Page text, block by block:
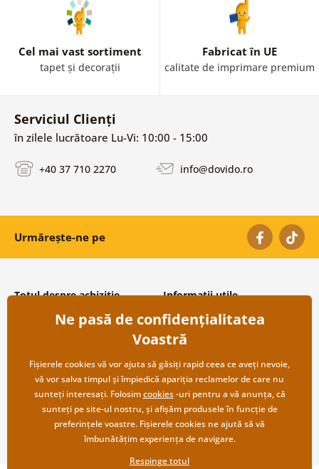
Cel mai vast sortiment
tapet și decorații
Fabricat în UE
calitate de imprimare premium
Serviciul Clienți
în zilele lucrătoare Lu-Vi: 10:00 - 15:00
+40 37 710 2270 info@dovido.ro
Urmărește-ne pe
Totul despre achiziție
Condiții și termeni generali
Protecția datelor personale
Transport și modalități de plată
Returnare
Informații utile
Despre noi
Întrebări frecvente
Contacte
Cooperare angro
Ne pasă de confidențialitatea
Voastră
Fișierele cookies vă vor ajuta să găsiți rapid ceea ce aveți nevoie,
vă vor salva timpul și împiedică apariția reclamelor de care nu
sunteți interesați. Folosimcookies-uri pentru a vă anunța, că
sunteți pe site-ul nostru, și afișăm produsele în funcție de
preferințele voastre. Fișierele cookies ne ajută să vă
îmbunătățim experiența de navigare.
Respinge totul